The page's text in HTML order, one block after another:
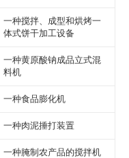
一种搅拌、成型和烘烤一
体式饼干加工设备
一种黄原酸钠成品立式混
料机
一种食品膨化机
一种肉泥捶打装置
一种腌制农产品的搅拌机